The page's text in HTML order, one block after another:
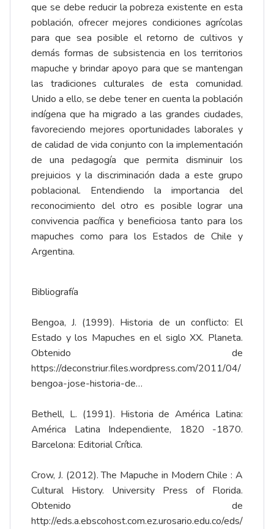
que se debe reducir la pobreza existente en esta
población, ofrecer mejores condiciones agrícolas
para que sea posible el retorno de cultivos y
demás formas de subsistencia en los territorios
mapuche y brindar apoyo para que se mantengan
las tradiciones culturales de esta comunidad.
Unido a ello, se debe tener en cuenta la población
indígena que ha migrado a las grandes ciudades,
favoreciendo mejores oportunidades laborales y
de calidad de vida conjunto con la implementación
de una pedagogía que permita disminuir los
prejuicios y la discriminación dada a este grupo
poblacional. Entendiendo la importancia del
reconocimiento del otro es posible lograr una
convivencia pacífica y beneficiosa tanto para los
mapuches como para los Estados de Chile y
Argentina.
Bibliografía
Bengoa, J. (1999). Historia de un conflicto: El
Estado y los Mapuches en el siglo XX. Planeta.
Obtenido de
https://deconstriur.files.wordpress.com/2011/04/
bengoa-jose-historia-de…
Bethell, L. (1991). Historia de América Latina:
América Latina Independiente, 1820 -1870.
Barcelona: Editorial Crítica.
Crow, J. (2012). The Mapuche in Modern Chile : A
Cultural History. University Press of Florida.
Obtenido de
http://eds.a.ebscohost.com.ez.urosario.edu.co/eds/